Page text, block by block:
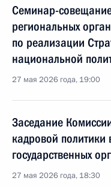
Семинар-
региональных
по реализации
национальной
27 мая 2026 года, 19:00
Заседание
кадровой политики
государственных
27 мая 2026 года, 18:30